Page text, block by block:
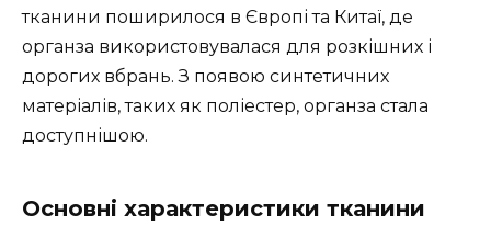
тканини поширилося в Європі та Китаї, де
органза використовувалася для розкішних і
дорогих вбрань. З появою синтетичних
матеріалів, таких як поліестер, органза стала
доступнішою.
Основні характеристики тканини